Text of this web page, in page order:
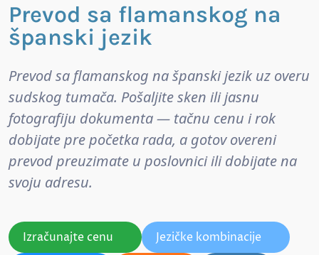
Prevod sa flamanskog na
španski jezik
Prevod sa flamanskog na španski jezik uz overu
sudskog tumača. Pošaljite sken ili jasnu
fotografiju dokumenta — tačnu cenu i rok
dobijate pre početka rada, a gotov overeni
prevod preuzimate u poslovnici ili dobijate na
svoju adresu.
Izračunajte cenu
Jezičke kombinacije